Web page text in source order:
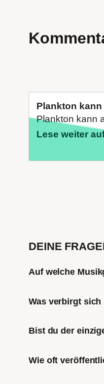
Plankton kann
Plankton kann
Lese weiter
DEINE
Auf welche
Was verbirgt sich
Bist du der
Wie oft